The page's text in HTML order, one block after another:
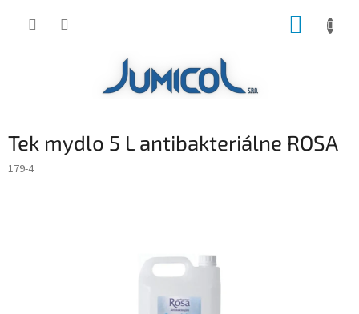
Tek mydlo 5 L antibakteriálne ROSA
179-4